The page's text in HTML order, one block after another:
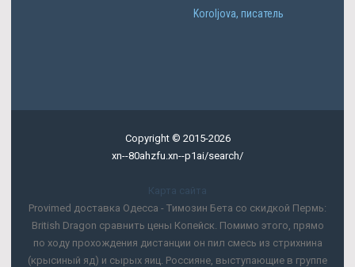
Koroljova, писатель
Copyright © 2015-2026
xn--80ahzfu.xn--p1ai/search/
Карта сайта
Provimed доставка Одесса - Tимозин Бета со скидкой Пермь:
British Dragon сравнить цены Копейск. Помимо этого, прямо
по ходу прохождения дистанции он пил смесь из стрихнина
(крысиный яд) и сырых яиц. Россияне, выступающие в группе